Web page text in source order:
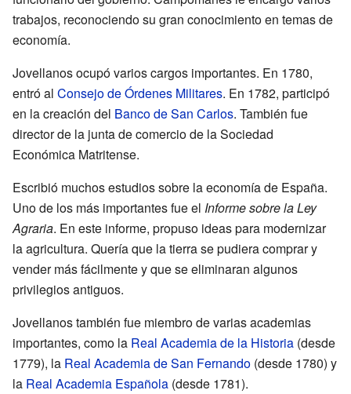
trabajos, reconociendo su gran conocimiento en temas de
economía.
Jovellanos ocupó varios cargos importantes. En 1780,
entró al Consejo de Órdenes Militares. En 1782, participó
en la creación del Banco de San Carlos. También fue
director de la junta de comercio de la Sociedad
Económica Matritense.
Escribió muchos estudios sobre la economía de España.
Uno de los más importantes fue el Informe sobre la Ley
Agraria. En este informe, propuso ideas para modernizar
la agricultura. Quería que la tierra se pudiera comprar y
vender más fácilmente y que se eliminaran algunos
privilegios antiguos.
Jovellanos también fue miembro de varias academias
importantes, como la Real Academia de la Historia (desde
1779), la Real Academia de San Fernando (desde 1780) y
la Real Academia Española (desde 1781).